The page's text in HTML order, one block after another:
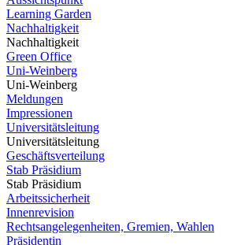
Learning Garden
Nachhaltigkeit
Nachhaltigkeit
Green Office
Uni-Weinberg
Uni-Weinberg
Meldungen
Impressionen
Universitätsleitung
Universitätsleitung
Geschäftsverteilung
Stab Präsidium
Stab Präsidium
Arbeitssicherheit
Innenrevision
Rechtsangelegenheiten, Gremien, Wahlen
Präsidentin